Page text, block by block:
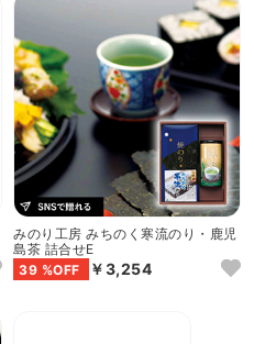
みのり工房 みちのく寒流のり・鹿児
島茶 詰合せE
39 %OFF
￥3,254